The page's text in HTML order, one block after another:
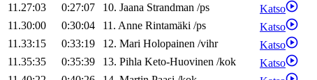
11.27:03
0:27:07 10. Jaana Strandman /ps
Katso
11.30:00
0:30:04 11. Anne Rintamäki /ps
Katso
11.33:15
0:33:19 12. Mari Holopainen /vihr
Katso
11.35:35
0:35:39 13. Pihla Keto-Huovinen /kok
Katso